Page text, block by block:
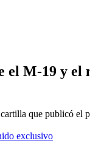
M-19 y
que publicó
exclusivo